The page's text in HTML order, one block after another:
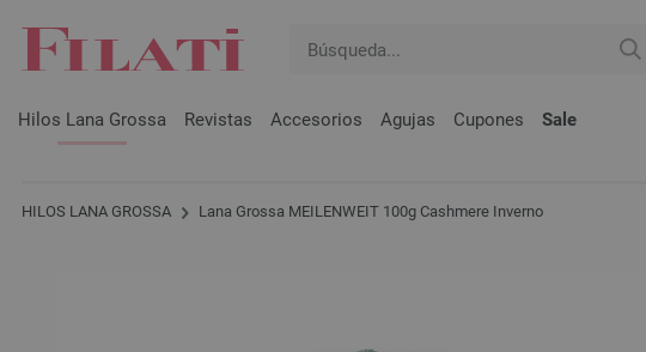
Hilos Lana Grossa Revistas Accesorios Agujas Cupones Sale
HILOS LANA GROSSA Lana Grossa MEILENWEIT 100g Cashmere Inverno